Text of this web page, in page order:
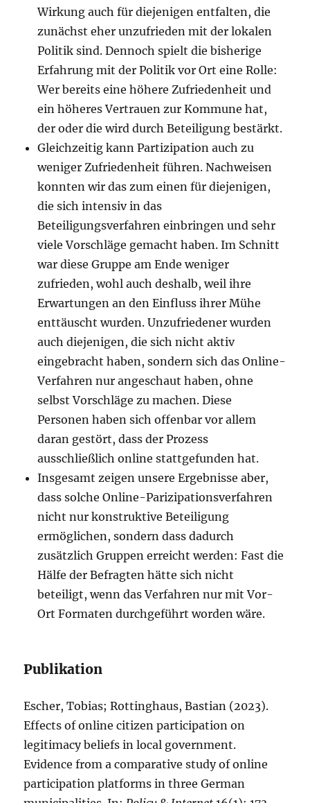
Wirkung auch für diejenigen entfalten, die
zunächst eher unzufrieden mit der lokalen
Politik sind. Dennoch spielt die bisherige
Erfahrung mit der Politik vor Ort eine Rolle:
Wer bereits eine höhere Zufriedenheit und
ein höheres Vertrauen zur Kommune hat,
der oder die wird durch Beteiligung bestärkt.
Gleichzeitig kann Partizipation auch zu
weniger Zufriedenheit führen. Nachweisen
konnten wir das zum einen für diejenigen,
die sich intensiv in das
Beteiligungsverfahren einbringen und sehr
viele Vorschläge gemacht haben. Im Schnitt
war diese Gruppe am Ende weniger
zufrieden, wohl auch deshalb, weil ihre
Erwartungen an den Einfluss ihrer Mühe
enttäuscht wurden. Unzufriedener wurden
auch diejenigen, die sich nicht aktiv
eingebracht haben, sondern sich das Online-
Verfahren nur angeschaut haben, ohne
selbst Vorschläge zu machen. Diese
Personen haben sich offenbar vor allem
daran gestört, dass der Prozess
ausschließlich online stattgefunden hat.
Insgesamt zeigen unsere Ergebnisse aber,
dass solche Online-Parizipationsverfahren
nicht nur konstruktive Beteiligung
ermöglichen, sondern dass dadurch
zusätzlich Gruppen erreicht werden: Fast die
Hälfe der Befragten hätte sich nicht
beteiligt, wenn das Verfahren nur mit Vor-
Ort Formaten durchgeführt worden wäre.
Publikation
Escher, Tobias; Rottinghaus, Bastian (2023).
Effects of online citizen participation on
legitimacy beliefs in local government.
Evidence from a comparative study of online
participation platforms in three German